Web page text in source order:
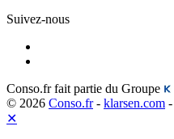
Suivez-nous
Conso.fr fait partie du Groupe
© 2026 Conso.fr- klarsen.com -
✕